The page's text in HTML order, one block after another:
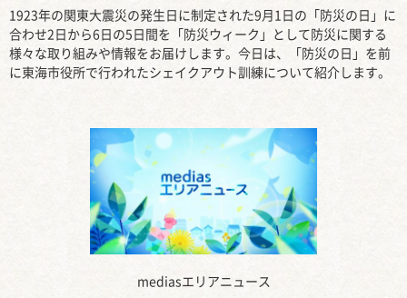
mediasエリアニュース
1923年の関東大震災の発生日に制定された9月1日の「防災の日」に
合わせ2日から6日の5日間を「防災ウィーク」として防災に関する
様々な取り組みや情報をお届けします。今日は、「防災の日」を前
に東海市役所で行われたシェイクアウト訓練について紹介します。